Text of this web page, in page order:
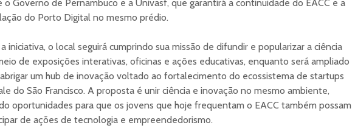
o Governo de Pernambuco e a Univasf, que garantirá a continuidade do EACC e a
do Porto Digital no mesmo prédio.
iniciativa, o local seguirá cumprindo sua missão de difundir e popularizar a ciência
de exposições interativas, oficinas e ações educativas, enquanto será ampliado
um hub de inovação voltado ao fortalecimento do ecossistema de startups
do São Francisco. A proposta é unir ciência e inovação no mesmo ambiente,
oportunidades para que os jovens que hoje frequentam o EACC também possam
de ações de tecnologia e empreendedorismo.